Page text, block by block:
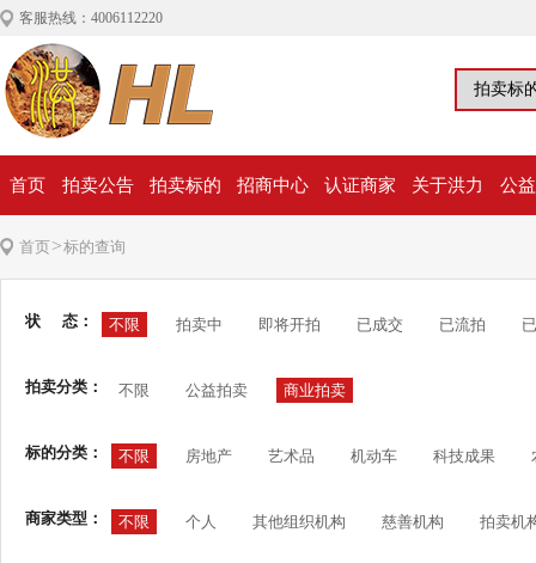
客服热线：4006112220
首页 拍卖公告 拍卖标的 招商中心 认证商家 关于洪力 公
首页>标的查询
状 态： 不限 拍卖中 即将开拍 已成交 已流拍
拍卖分类： 不限 公益拍卖 商业拍卖
标的分类： 不限 房地产 艺术品 机动车 科技成果
商家类型： 不限 个人 其他组织机构 慈善机构 拍卖机